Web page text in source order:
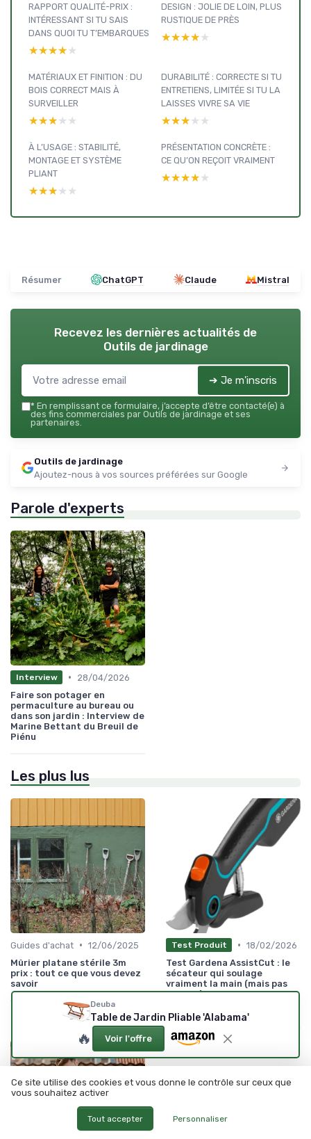
RAPPORT QUALITÉ-PRIX :
INTÉRESSANT SI TU SAIS
DANS QUOI TU T’EMBARQUES
★★★★★
★★★★★
DESIGN : JOLIE DE LOIN, PLUS
RUSTIQUE DE PRÈS
★★★★★
★★★★★
MATÉRIAUX ET FINITION : DU
BOIS CORRECT MAIS À
SURVEILLER
★★★★★
★★★★★
DURABILITÉ : CORRECTE SI TU
ENTRETIENS, LIMITÉE SI TU LA
LAISSES VIVRE SA VIE
★★★★★
★★★★★
À L’USAGE : STABILITÉ,
MONTAGE ET SYSTÈME
PLIANT
★★★★★
★★★★★
PRÉSENTATION CONCRÈTE :
CE QU’ON REÇOIT VRAIMENT
★★★★★
★★★★★
Résumer ChatGPT Claude Mistral
Recevez les dernières actualités de
Outils de jardinage
➔ Je m'inscris
* En remplissant ce formulaire, j’accepte d’être contacté(e) à
des fins commerciales par Outils de jardinage et ses
partenaires.
Outils de jardinage
Ajoutez-nous à vos sources préférées sur Google
Parole d'experts
Interview •
28/04/2026
Faire son potager en
permaculture au bureau ou
dans son jardin : Interview de
Marine Bettant du Breuil de
Piénu
Les plus lus
Guides d'achat • 12/06/2025
Mûrier platane stérile 3m
prix : tout ce que vous devez
savoir
Test Produit • 18/02/2026
Test Gardena AssistCut : le
sécateur qui soulage
vraiment la main (mais pas
parfait)
Deuba
Table de Jardin Pliable 'Alabama'
🔥 Voir l'offre
Ce site utilise des cookies et vous donne le contrôle sur ceux que
vous souhaitez activer
Tout accepter Personnaliser